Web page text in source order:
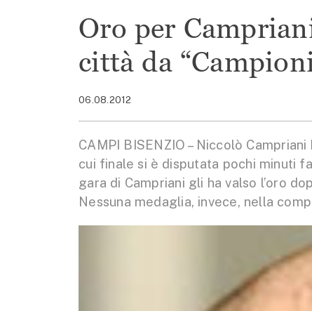
Oro per
città da
06.08.2012
CAMPI BISENZIO – Niccolò
cui finale si è disputata pochi minuti
gara di Campriani gli ha valso l’oro
Nessuna medaglia, invece, nella